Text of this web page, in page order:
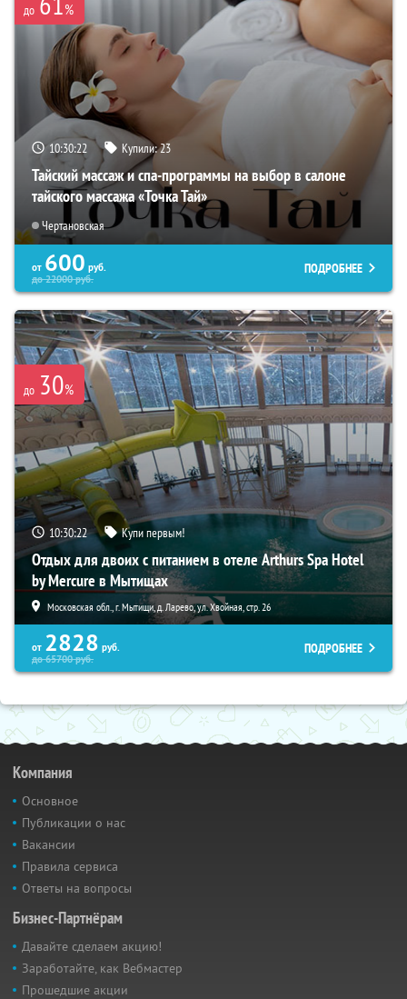
до %
10:30:21 Купили:23
Тайский массаж и спа-программы на выбор в салоне
тайского массажа «Точка Тай»
Чертановская
от 600 руб.
до22000руб.
ПОДРОБНЕЕ
до 30%
10:30:21 Купи первым!
Отдых для двоих с питанием в отеле Arthurs Spa Hotel
by Mercure в Мытищах
Московская обл., г. Мытищи, д. Ларево, ул. Хвойная, стр. 26
от 2828 руб.
до65700руб.
ПОДРОБНЕЕ
Компания
Основное
Публикации о нас
Вакансии
Правила сервиса
Ответы на вопросы
Бизнес-Партнёрам
Давайте сделаем акцию!
Заработайте, как Вебмастер
Прошедшие акции